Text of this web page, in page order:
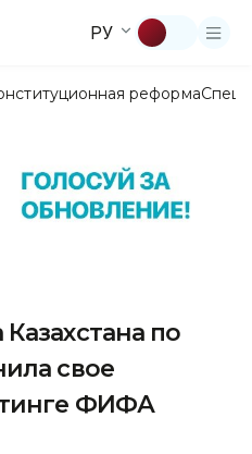
РУ
реформа
по
свое
ФИФА